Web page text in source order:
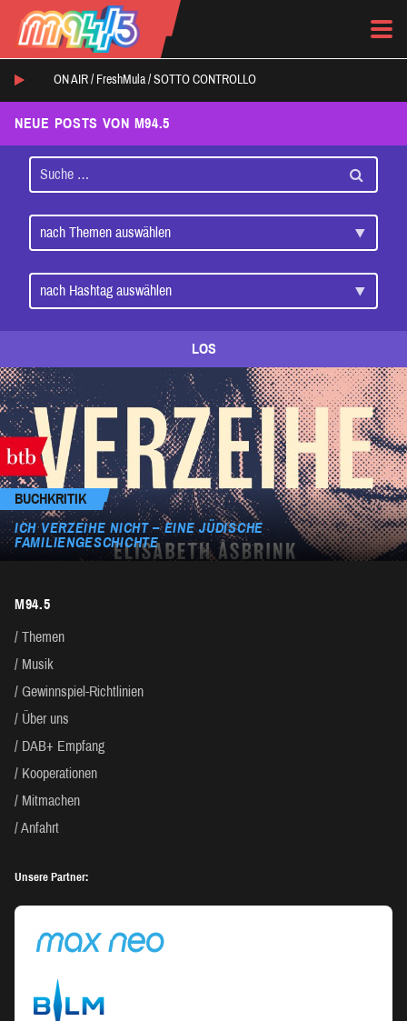
ON AIR / FreshMula/ SOTTO CONTROLLO
NEUE POSTS VON M94.5
LOS
BUCHKRITIK
ICH VERZEIHE NICHT – EINE JÜDISCHE
FAMILIENGESCHICHTE
M94.5
Themen
Musik
Gewinnspiel-Richtlinien
Über uns
DAB+ Empfang
Kooperationen
Mitmachen
Anfahrt
Unsere Partner: